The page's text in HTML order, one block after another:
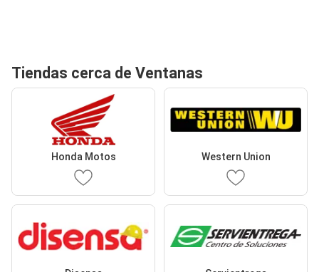
Tiendas cerca de Ventanas
Honda Motos Western Union